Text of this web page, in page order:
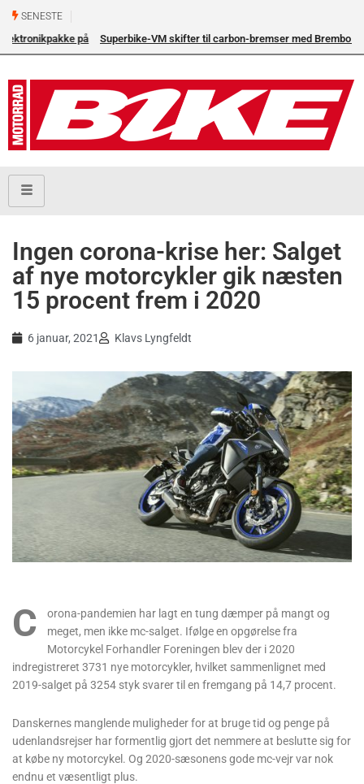
SENESTE
Superbike-VM skifter til carbon-bremser med Brembo som
Ingen corona-krise her: Salget
af nye motorcykler gik næsten
15 procent frem i 2020
6 januar, 2021 Klavs Lyngfeldt
C
orona-pandemien har lagt en tung dæmper på mangt og
meget, men ikke mc-salget. Ifølge en opgørelse fra
Motorcykel Forhandler Foreningen blev der i 2020
indregistreret 3731 nye motorcykler, hvilket sammenlignet med
2019-salget på 3254 styk svarer til en fremgang på 14,7 procent.
Danskernes manglende muligheder for at bruge tid og penge på
udenlandsrejser har formentlig gjort det nemmere at beslutte sig for
at købe ny motorcykel. Og 2020-sæsonens gode mc-vejr var nok
endnu et væsentligt plus.